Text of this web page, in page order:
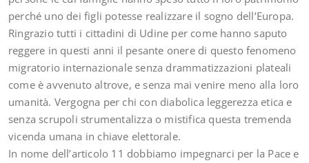
perché uno dei figli potesse realizzare il sogno dell’Europa.
Ringrazio tutti i cittadini di Udine per come hanno saputo
reggere in questi anni il pesante onere di questo fenomeno
migratorio internazionale senza drammatizzazioni plateali
come è avvenuto altrove, e senza mai venire meno alla loro
umanità. Vergogna per chi con diabolica leggerezza etica e
senza scrupoli strumentalizza o mistifica questa tremenda
vicenda umana in chiave elettorale.
In nome dell’articolo 11 dobbiamo impegnarci per la Pace e